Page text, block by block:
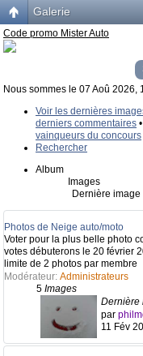
Galerie
Code promo Mister Auto
Nous sommes le 07 Aoû 2026,
Voir les dernières
derniers commentaires •
vainqueurs du concours
Rechercher
Album
Images
Dernière image
Photos de Neige auto/moto
Voter pour la plus belle photo
votes débuterons le 20 février
limite de 2 photos par membre
Modérateur: Administrateurs
5 Images
Dernière
par
11 Fév